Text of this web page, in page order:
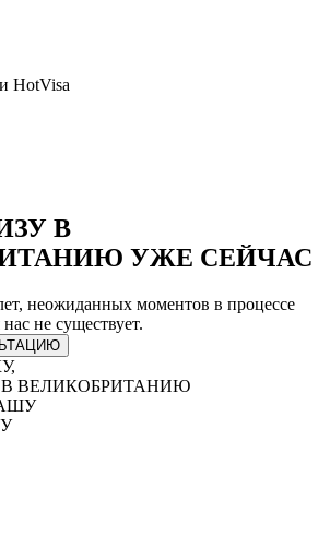
HotVisa
В
УЖЕ СЕЙЧАС
неожиданных моментов в процессе
не существует.
ВЕЛИКОБРИТАНИЮ